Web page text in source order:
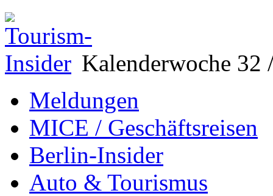
Kalenderwoche 32
Meldungen
MICE / Geschäftsreisen
Berlin-Insider
Auto & Tourismus